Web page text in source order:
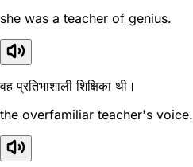
she was a teacher of genius.
वह प्रतिभाशाली शिक्षिका थी।
the overfamiliar teacher's voice.